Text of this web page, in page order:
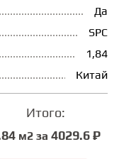
Да
SPC
1,84
Китай
Итого:
м2 за 4029.6 ₽